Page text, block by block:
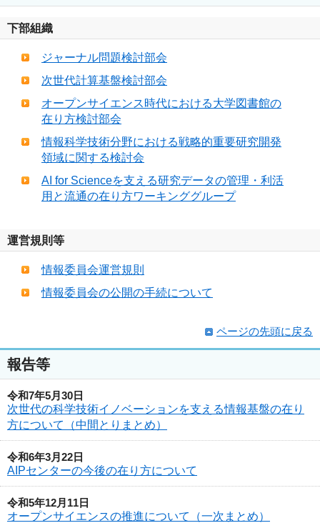
下部組織
ジャーナル問題検討部会
次世代計算基盤検討部会
オープンサイエンス時代における大学図書館の
在り方検討部会
情報科学技術分野における戦略的重要研究開発
領域に関する検討会
AI for Scienceを支える研究データの管理・利活
用と流通の在り方ワーキンググループ
運営規則等
情報委員会運営規則
情報委員会の公開の手続について
ページの先頭に戻る
報告等
令和7年5月30日
次世代の科学技術イノベーションを支える情報基盤の在り
方について（中間とりまとめ）
令和6年3月22日
AIPセンターの今後の在り方について
令和5年12月11日
オープンサイエンスの推進について（一次まとめ）